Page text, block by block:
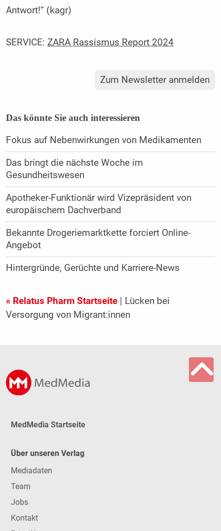
Antwort!“ (kagr)
SERVICE: ZARA Rassismus Report 2024
Zum Newsletter anmelden
Das könnte Sie auch interessieren
Fokus auf Nebenwirkungen von Medikamenten
Das bringt die nächste Woche im
Gesundheitswesen
Apotheker-Funktionär wird Vizepräsident von
europäischem Dachverband
Bekannte Drogeriemarktkette forciert Online-
Angebot
Hintergründe, Gerüchte und Karriere-News
« Relatus Pharm Startseite| Lücken bei
Versorgung von Migrant:innen
MedMedia Startseite
Über unseren Verlag
Mediadaten
Team
Jobs
Kontakt